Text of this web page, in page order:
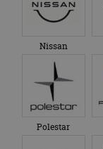
Nissan
Polestar